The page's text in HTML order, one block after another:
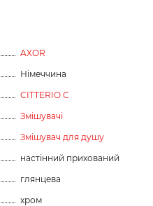
AXOR
Німеччина
CITTERIO C
Змішувачі
Змішувач для душу
настінний прихований
глянцева
хром